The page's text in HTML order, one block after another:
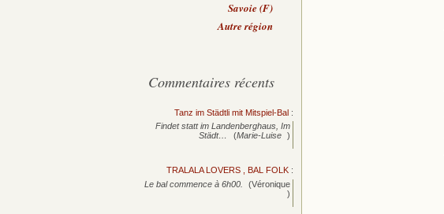
Savoie (F)
Autre région
Commentaires récents
Tanz im Städtli mit Mitspiel-Bal :
Findet statt im Landenberghaus, Im
Städt…
(Marie-Luise )
TRALALA LOVERS , BAL FOLK :
Le bal commence à 6h00.
(Véronique
)